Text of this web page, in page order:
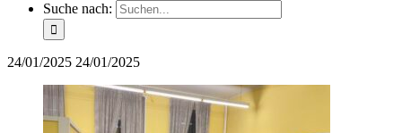
Suche nach:
24/01/2025 24/01/2025